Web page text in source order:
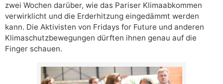
zwei Wochen darüber, wie das Pariser Klimaabkommen
verwirklicht und die Erderhitzung eingedämmt werden
kann. Die Aktivisten von Fridays for Future und anderen
Klimaschutzbewegungen dürften ihnen genau auf die
Finger schauen.